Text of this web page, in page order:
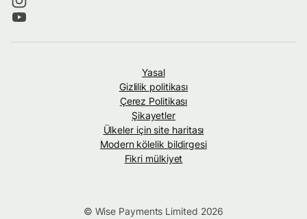
Yasal
Gizlilik politikası
Çerez Politikası
Şikayetler
Ülkeler için site haritası
Modern kölelik bildirgesi
Fikri mülkiyet
© Wise Payments Limited 2026